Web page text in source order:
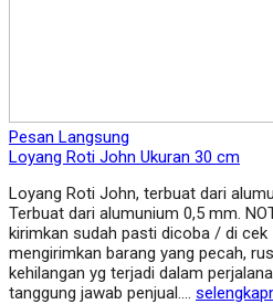
Pesan Langsung
Loyang Roti John Ukuran 30 cm
Loyang Roti John, terbuat dari
Terbuat dari alumunium 0,5 mm.
kirimkan sudah pasti dicoba / di cek
mengirimkan barang yang pecah,
kehilangan yg terjadi dalam
tanggung jawab penjual….